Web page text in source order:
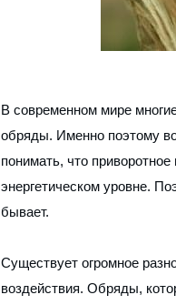
В современном мире
обряды. Именно поэтому
понимать, что
энергетическом уровне.
бывает.
Существует огромное
воздействия. Обряды,